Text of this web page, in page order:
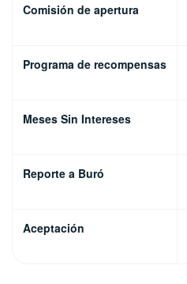
Comisión de apertura
Programa de recompensas
Meses Sin Intereses
Reporte a Buró
Aceptación